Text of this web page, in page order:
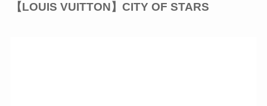
【LOUIS VUITTON】CITY OF STARS